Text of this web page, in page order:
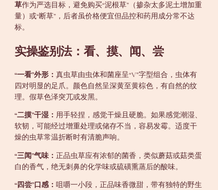
草作为严选目标，避免购买“泥根草”（掺杂太多泥土增加重
量）或“断草”，后者虽价格便宜但品控和药用成分常不达
标。
实操鉴别法：看、摸、闻、尝
“一看”外形：真虫草由虫体和菌座呈“V”字型组合，虫体有
四对明显的足爪。颜色自然呈深黄至黄棕色，有自然的纹
理。假草色泽突兀或发黑。
“二摸”干湿： 用手轻捏，感觉干燥且硬脆。如果感觉潮湿、
软韧，可能经过增重处理或储存不当，容易发霉。适度干
燥的虫草常温折断时有清脆声响。
“三闻”气味： 正品虫草应有浓郁的菌香，类似蘑菇或菇类蛋
白的香气，绝无刺鼻的化学味或硫磺熏蒸后的酸味。
“四尝”口感：咀嚼一小段，正品味香微甜，带有独特的野生